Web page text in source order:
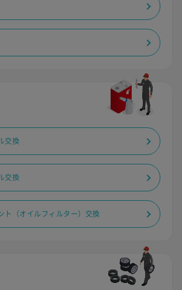
交換
交換
ト（オイルフィルター）交換